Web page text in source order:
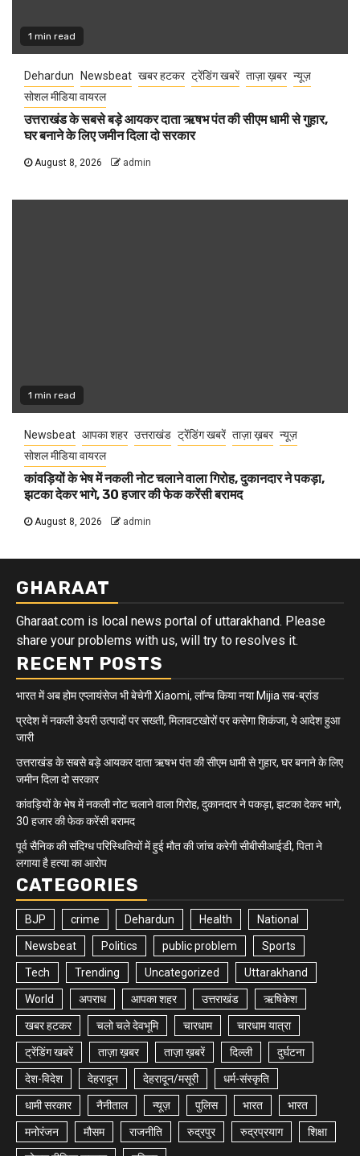
1 min read
Dehardun Newsbeat खबर हटकर ट्रेंडिंग खबरें ताज़ा ख़बर न्यूज़
सोशल मीडिया वायरल
उत्तराखंड के सबसे बड़े आयकर दाता ऋषभ पंत की सीएम धामी से गुहार,
घर बनाने के लिए जमीन दिला दो सरकार
August 8, 2026 admin
1 min read
Newsbeat आपका शहर उत्तराखंड ट्रेंडिंग खबरें ताज़ा ख़बर न्यूज़
सोशल मीडिया वायरल
कांवड़ियों के भेष में नकली नोट चलाने वाला गिरोह, दुकानदार ने पकड़ा,
झटका देकर भागे, 30 हजार की फेक करेंसी बरामद
August 8, 2026 admin
GHARAAT
Gharaat.com is local news portal of uttarakhand. Please
share your problems with us, will try to resolves it.
RECENT POSTS
भारत में अब होम एप्लायंसेज भी बेचेगी Xiaomi, लॉन्च किया नया Mijia सब-ब्रांड
प्रदेश में नकली डेयरी उत्पादों पर सख्ती, मिलावटखोरों पर कसेगा शिकंजा, ये आदेश हुआ
जारी
उत्तराखंड के सबसे बड़े आयकर दाता ऋषभ पंत की सीएम धामी से गुहार, घर बनाने के लिए
जमीन दिला दो सरकार
कांवड़ियों के भेष में नकली नोट चलाने वाला गिरोह, दुकानदार ने पकड़ा, झटका देकर भागे,
30 हजार की फेक करेंसी बरामद
पूर्व सैनिक की संदिग्ध परिस्थितियों में हुई मौत की जांच करेगी सीबीसीआईडी, पिता ने
लगाया है हत्या का आरोप
CATEGORIES
BJP crime Dehardun Health National
Newsbeat Politics public problem Sports
Tech Trending Uncategorized Uttarakhand
World अपराध आपका शहर उत्तराखंड ऋषिकेश
खबर हटकर चलो चले देवभूमि चारधाम चारधाम यात्रा
ट्रेंडिंग खबरें ताज़ा ख़बर ताज़ा ख़बरें दिल्ली दुर्घटना
देश-विदेश देहरादून देहरादून/मसूरी धर्म-संस्कृति
धामी सरकार नैनीताल न्यूज़ पुलिस भारत भारत
मनोरंजन मौसम राजनीति रुद्रपुर रुद्रप्रयाग शिक्षा